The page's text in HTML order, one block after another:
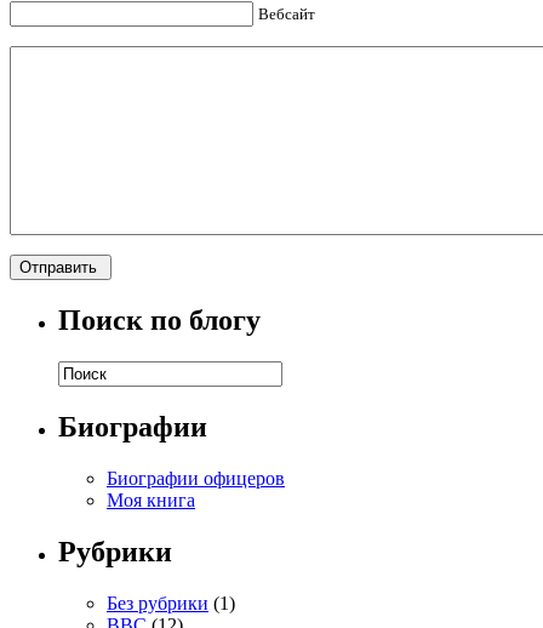
Вебсайт
Поиск по блогу
Биографии
Биографии офицеров
Моя книга
Рубрики
Без рубрики (1)